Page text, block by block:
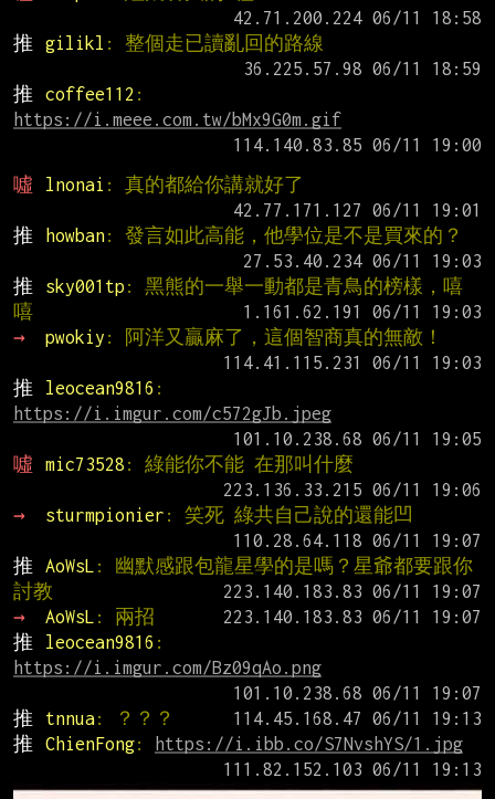
推
gilikl : 整個走已讀亂回的路線
推
coffee112
https://i.meee.com.tw/bMx9G0m.gif
噓
lnonai : 真的都給你講就好了
推
howban: 發言如此高能，他學位是不是買來的？
推
sky001tp : 黑熊的一舉一動都是青鳥的榜樣，嘻
嘻
→
pwokiy : 阿洋又贏麻了，這個智商真的無敵！
推
leocean9816
https://i.imgur.com/c572gJb.jpeg
噓
mic73528 : 綠能你不能 在那叫什麼
→
sturmpionier : 笑死 綠共自己說的還能凹
推
AoWsL : 幽默感跟包龍星學的是嗎？星爺都要跟你
討教
→
AoWsL : 兩招
推
leocean9816
https://i.imgur.com/Bz09qAo.png
推
tnnua: ？？？
推
ChienFong:
https://i.ibb.co/S7NvshYS/1.jpg